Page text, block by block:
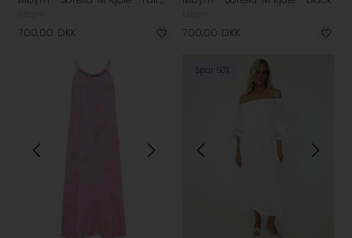
700,00 DKK 700,00 DKK
Spar 50%